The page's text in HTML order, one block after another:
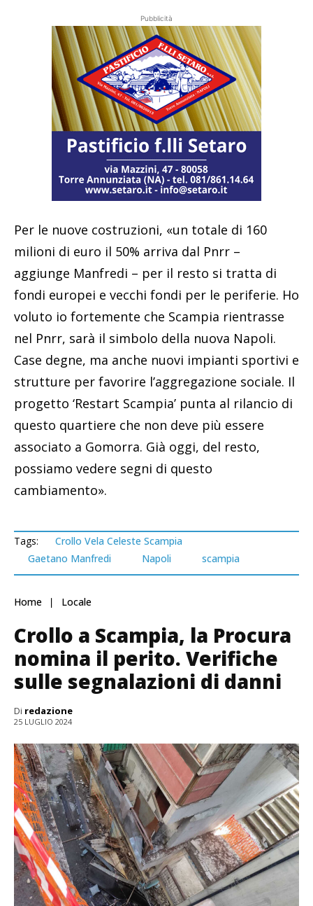
Pubblicità
Per le nuove costruzioni, «un totale di 160
milioni di euro il 50% arriva dal Pnrr –
aggiunge Manfredi – per il resto si tratta di
fondi europei e vecchi fondi per le periferie. Ho
voluto io fortemente che Scampia rientrasse
nel Pnrr, sarà il simbolo della nuova Napoli.
Case degne, ma anche nuovi impianti sportivi e
strutture per favorire l’aggregazione sociale. Il
progetto ‘Restart Scampia’ punta al rilancio di
questo quartiere che non deve più essere
associato a Gomorra. Già oggi, del resto,
possiamo vedere segni di questo
cambiamento».
Tags:
Crollo Vela Celeste Scampia
Gaetano Manfredi
Napoli scampia
Home Locale
Crollo a Scampia, la Procura
nomina il perito. Verifiche
sulle segnalazioni di danni
Di redazione
25 LUGLIO 2024